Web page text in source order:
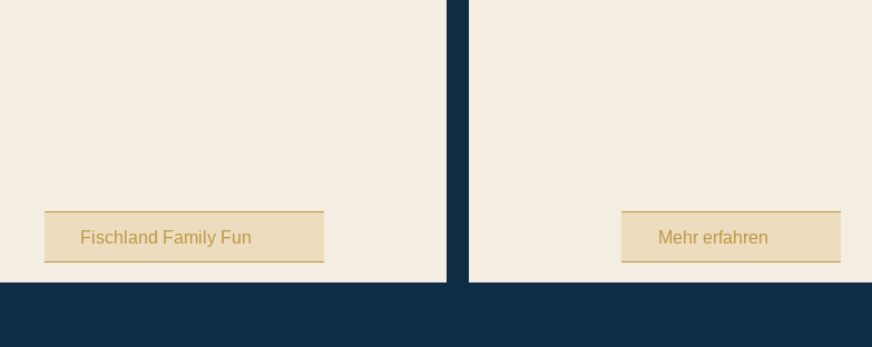
Fischland Family Fun Mehr erfahren